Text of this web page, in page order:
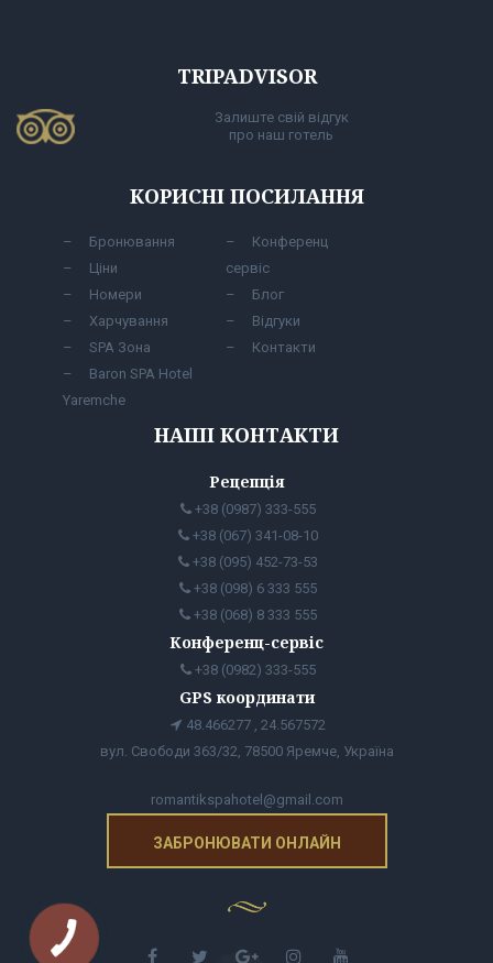
TRIPADVISOR
Залиште свій відгук
про наш готель
КОРИСНІ ПОСИЛАННЯ
Бронювання
Ціни
Номери
Харчування
SPA Зона
Baron SPA Hotel
Yaremche
Конференц
сервіс
Блог
Відгуки
Контакти
НАШІ КОНТАКТИ
Рецепція
+38 (0987) 333-555
+38 (067) 341-08-10
+38 (095) 452-73-53
+38 (098) 6 333 555
+38 (068) 8 333 555
Конференц-сервіс
+38 (0982) 333-555
GPS координати
48.466277 , 24.567572
вул. Свободи 363/32, 78500 Яремче, Україна
romantikspahotel@gmail.com
ЗАБРОНЮВАТИ ОНЛАЙН